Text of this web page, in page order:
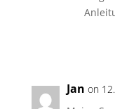
Jan on